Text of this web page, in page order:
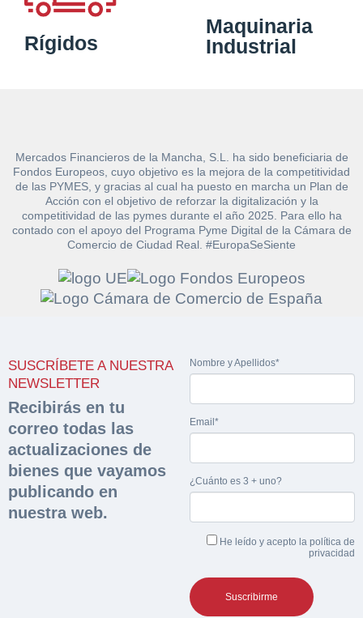
Rígidos
Maquinaria
Industrial
Mercados Financieros de la Mancha, S.L. ha sido beneficiaria de
Fondos Europeos, cuyo objetivo es la mejora de la competitividad
de las PYMES, y gracias al cual ha puesto en marcha un Plan de
Acción con el objetivo de reforzar la digitalización y la
competitividad de las pymes durante el año 2025. Para ello ha
contado con el apoyo del Programa Pyme Digital de la Cámara de
Comercio de Ciudad Real. #EuropaSeSiente
SUSCRÍBETE A NUESTRA
NEWSLETTER
Recibirás en tu
correo todas las
actualizaciones de
bienes que vayamos
publicando en
nuestra web.
Nombre y Apellidos*
Email*
¿Cuánto es 3 + uno?
He leído y acepto la política de
privacidad
documentación
sobre la peritación
Rellene este formulario y recibirá en su email el
enlace para descargar la documentación
Nombre y Apellidos*
Hacer Oferta
Razón social* CIF/DNI Ofertante*
Teléfono* Email*
Nombre y Apellidos*
Sobre Merfinsa
Venta de bienes muebles
Vehículos